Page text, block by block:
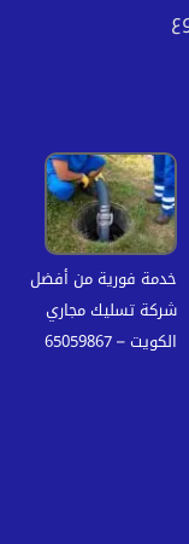
خدمة فورية من أفضل
شركة تسليك مجاري
الكويت – 65059867